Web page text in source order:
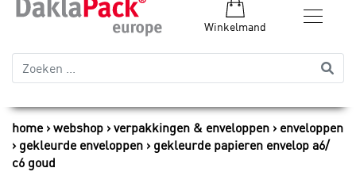
Winkelmand
home webshop verpakkingen & enveloppen
enveloppen
gekleurde enveloppen
gekleurde papieren envelop a6/
c6 goud